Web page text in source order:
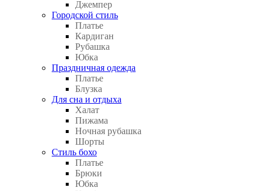
Джемпер
Городской стиль
Платье
Кардиган
Рубашка
Юбка
Праздничная одежда
Платье
Блузка
Для сна и отдыха
Халат
Пижама
Ночная рубашка
Шорты
Стиль бохо
Платье
Брюки
Юбка